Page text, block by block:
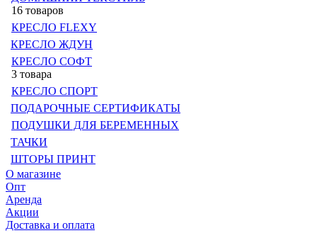
16 товаров
КРЕСЛО FLEXY
КРЕСЛО ЖДУН
КРЕСЛО СОФТ
3 товара
КРЕСЛО СПОРТ
ПОДАРОЧНЫЕ СЕРТИФИКАТЫ
ПОДУШКИ ДЛЯ БЕРЕМЕННЫХ
ТАЧКИ
ШТОРЫ ПРИНТ
О магазине
Опт
Аренда
Акции
Доставка и оплата